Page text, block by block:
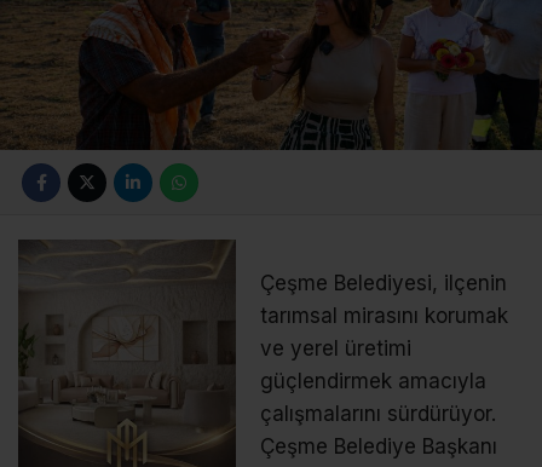
Çeşme Belediyesi, ilçenin
tarımsal mirasını korumak
ve yerel üretimi
güçlendirmek amacıyla
çalışmalarını sürdürüyor.
Çeşme Belediye Başkanı